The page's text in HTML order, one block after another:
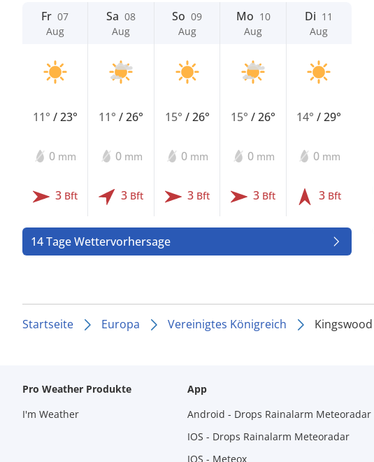
Fr 07
Aug
11° /23°
0 mm
3 Bft
Sa 08
Aug
11°/26°
0 mm
3 Bft
So 09
Aug
15° /26°
0 mm
3 Bft
Mo 10
Aug
15°/26°
0 mm
3 Bft
Di 11
Aug
14°/29°
0 mm
3 Bft
14 Tage Wettervorhersage
Startseite Europa Vereinigtes Königreich Kingswood
Pro Weather Produkte
I'm Weather
App
Android - Drops Rainalarm Meteoradar
IOS - Drops Rainalarm Meteoradar
IOS - Meteox